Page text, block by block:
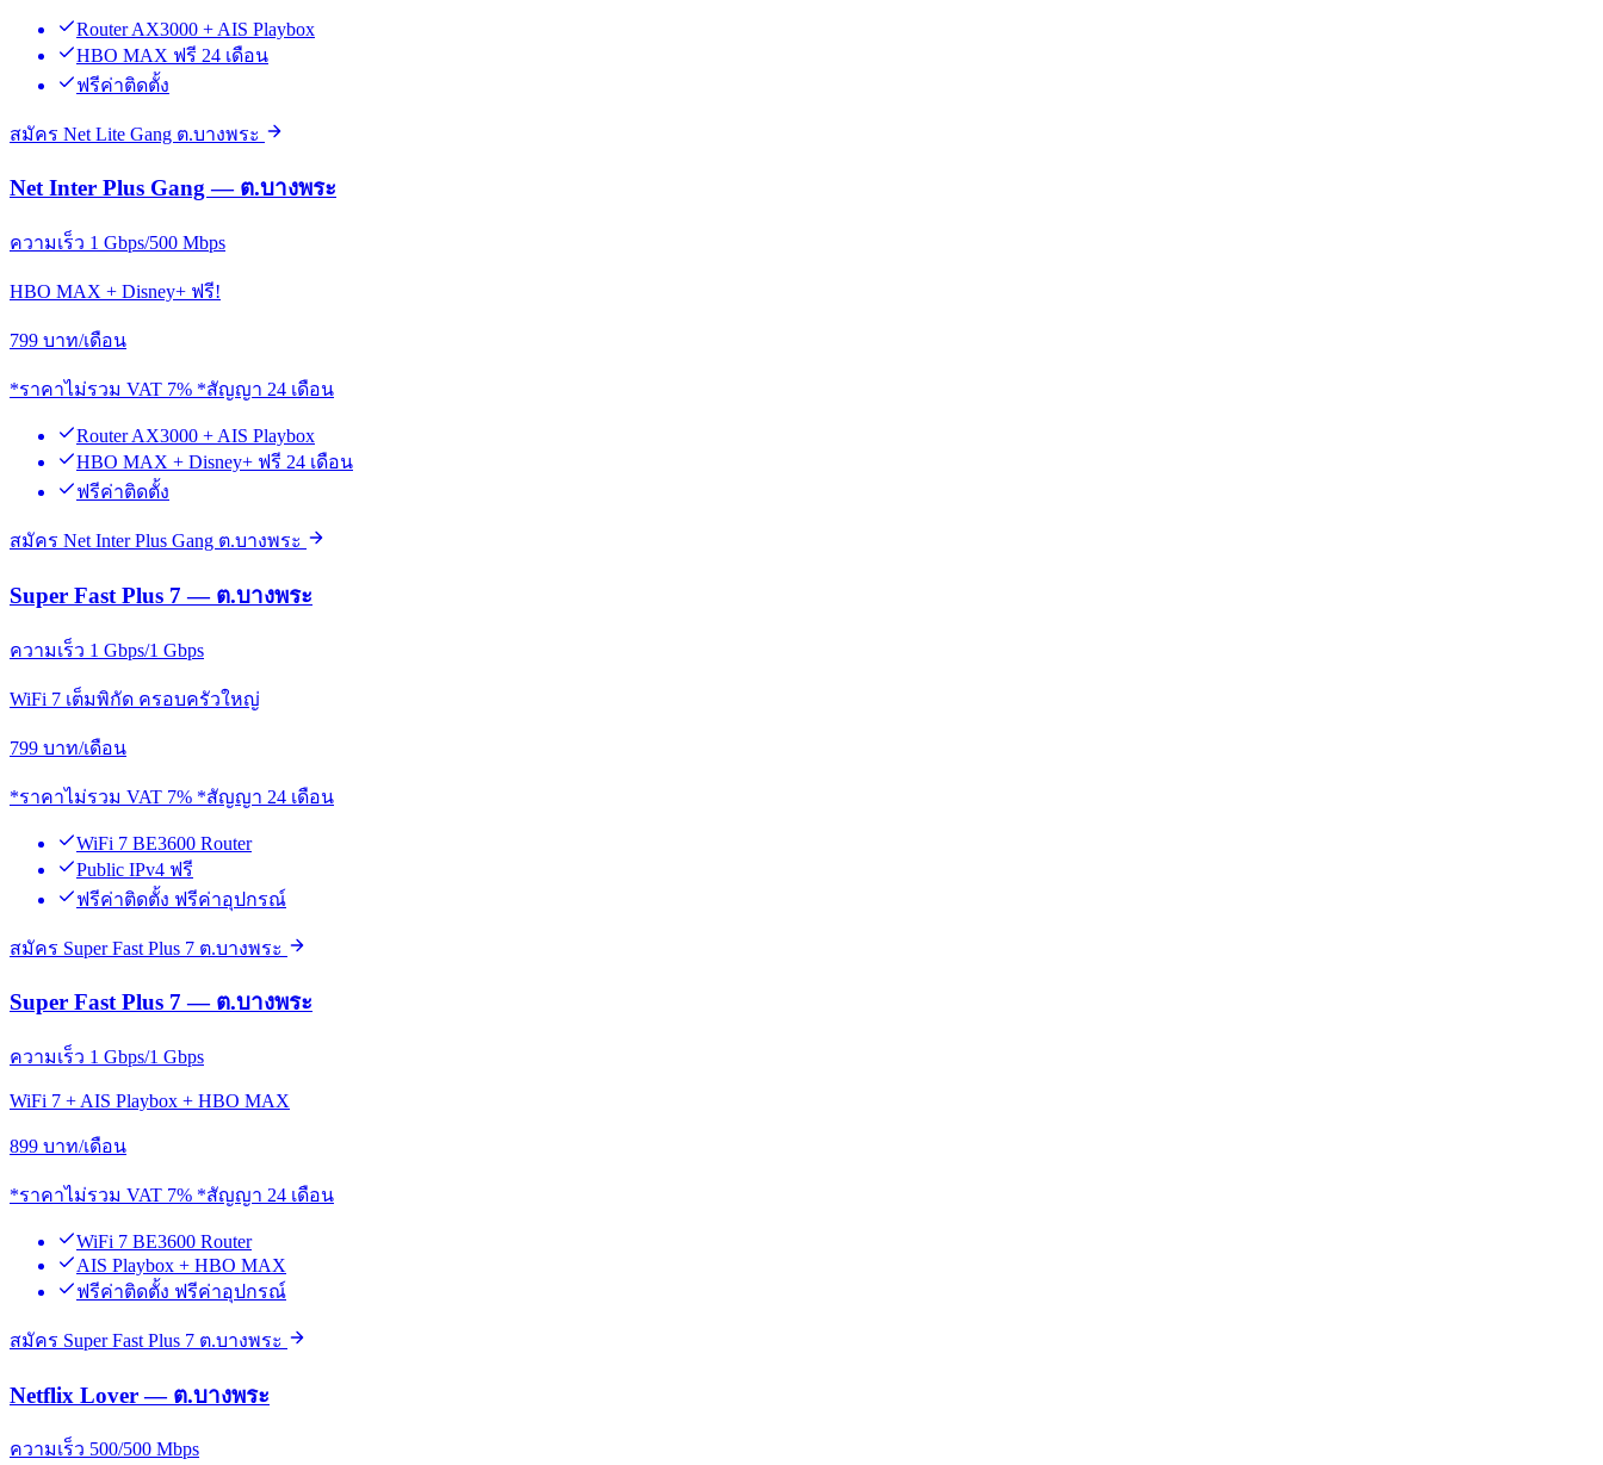
Router AX3000 + AIS Playbox
HBO MAX ฟรี 24 เดือน
ฟรีค่าติดตั้ง
สมัคร Net Lite Gang ต.บางพระ
Net Inter Plus Gang — ต.บางพระ
ความเร็ว 1 Gbps/500 Mbps
HBO MAX + Disney+ ฟรี!
799 บาท/เดือน
*ราคาไม่รวม VAT 7% *สัญญา 24 เดือน
Router AX3000 + AIS Playbox
HBO MAX + Disney+ ฟรี 24 เดือน
ฟรีค่าติดตั้ง
สมัคร Net Inter Plus Gang ต.บางพระ
Super Fast Plus 7 — ต.บางพระ
ความเร็ว 1 Gbps/1 Gbps
WiFi 7 เต็มพิกัด ครอบครัวใหญ่
799 บาท/เดือน
*ราคาไม่รวม VAT 7% *สัญญา 24 เดือน
WiFi 7 BE3600 Router
Public IPv4 ฟรี
ฟรีค่าติดตั้ง ฟรีค่าอุปกรณ์
สมัคร Super Fast Plus 7 ต.บางพระ
Super Fast Plus 7 — ต.บางพระ
ความเร็ว 1 Gbps/1 Gbps
WiFi 7 + AIS Playbox + HBO MAX
899 บาท/เดือน
*ราคาไม่รวม VAT 7% *สัญญา 24 เดือน
WiFi 7 BE3600 Router
AIS Playbox + HBO MAX
ฟรีค่าติดตั้ง ฟรีค่าอุปกรณ์
สมัคร Super Fast Plus 7 ต.บางพระ
Netflix Lover — ต.บางพระ
ความเร็ว 500/500 Mbps